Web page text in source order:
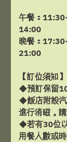
2
ជ្
午餐：
14:00
晚餐：
21:00
【訂位須知】
◆預訂保留
◆飯店附設汽
進行消磁，
◆若有30位
用餐人數或